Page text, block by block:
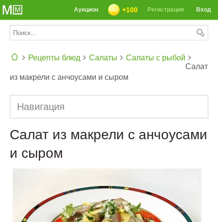
СЕГОДНЯ: 39142 РЕЦЕПТА
Вход
Регистрация
+100
Аукцион
Рецепты блюд Салаты
Салаты с рыбой
Салат
из макрели с анчоусами и сыром
Навигация
Салат из макрели с анчоусами
и сыром